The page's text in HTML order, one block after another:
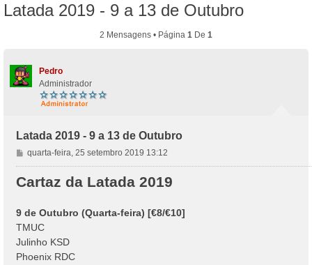
Latada 2019 - 9 a 13 de Outubro
2 Mensagens • Página 1 De 1
Pedro
Administrador
Latada 2019 - 9 a 13 de Outubro
M
e
n
s
g
e
m
quarta-feira, 25 setembro 2019 13:12
Cartaz da Latada 2019
9 de Outubro (Quarta-feira) [€8/€10]
TMUC
Julinho KSD
Phoenix RDC